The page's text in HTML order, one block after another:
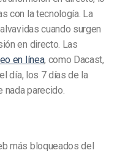
con la tecnología. La
cuando surgen
en directo. Las
en línea, como Dacast,
día, los 7 días de la
parecido.
más bloqueados del